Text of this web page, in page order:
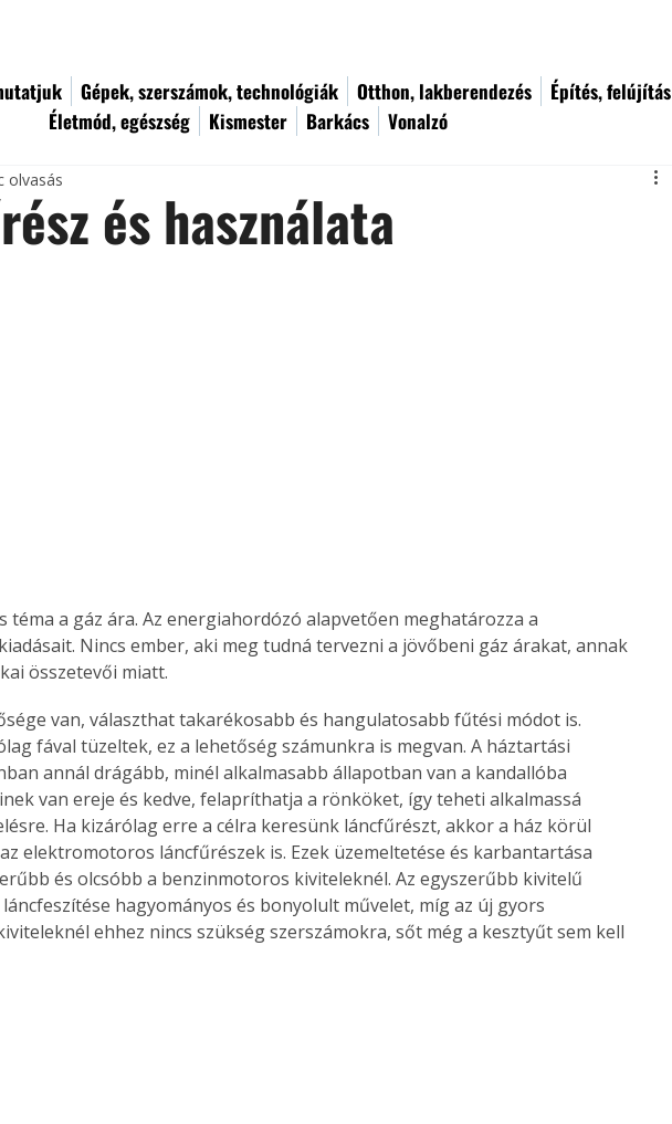
Gépek, szerszámok, technológiák Otthon, lakberendezés Építés, felújítás
Életmód, egészség
Kismester Barkács Vonalzó
és használata
olvasás
téma a gáz ára. Az energiahordózó alapvetően meghatározza a
Nincs ember, aki meg tudná tervezni a jövőbeni gáz árakat, annak
összetevői miatt.
van, választhat takarékosabb és hangulatosabb fűtési módot is.
fával tüzeltek, ez a lehetőség számunkra is megvan. A háztartási
annál drágább, minél alkalmasabb állapotban van a kandallóba
van ereje és kedve, felapríthatja a rönköket, így teheti alkalmassá
Ha kizárólag erre a célra keresünk láncfűrészt, akkor a ház körül
elektromotoros láncfűrészek is. Ezek üzemeltetése és karbantartása
és olcsóbb a benzinmotoros kiviteleknél. Az egyszerűbb kivitelű
hagyományos és bonyolult művelet, míg az új gyors
ehhez nincs szükség szerszámokra, sőt még a kesztyűt sem kell